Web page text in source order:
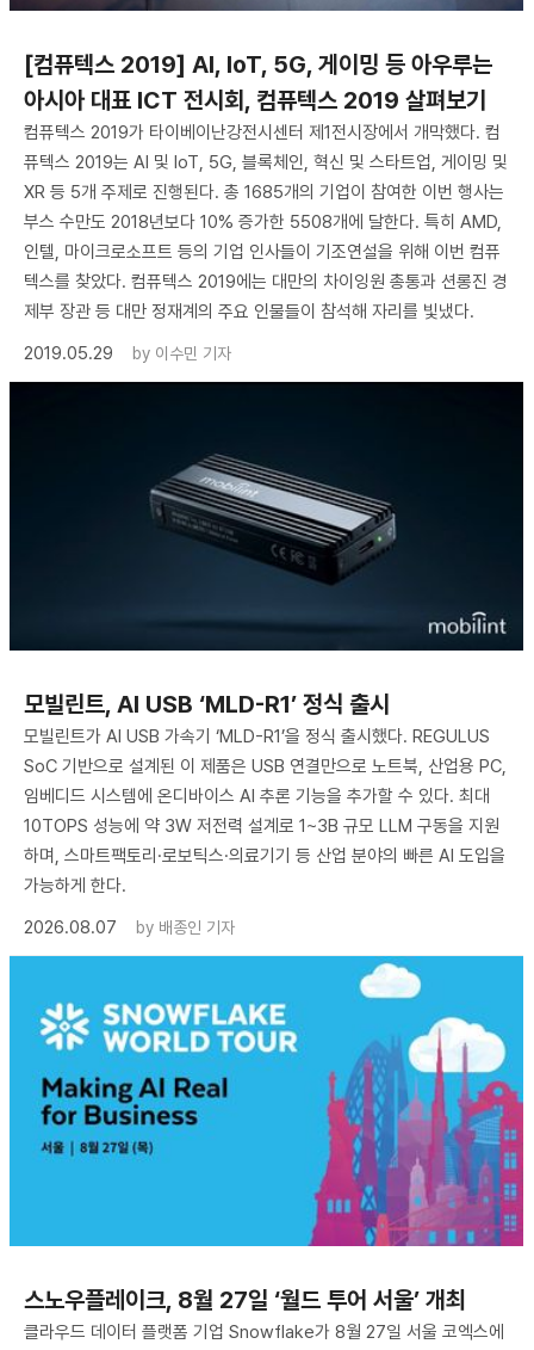
[컴퓨텍스 2019] AI, IoT, 5G, 게이밍 등 아우루는
아시아 대표 ICT 전시회, 컴퓨텍스 2019 살펴보기
컴퓨텍스 2019가 타이베이난강전시센터 제1전시장에서 개막했다. 컴
퓨텍스 2019는 AI 및 IoT, 5G, 블록체인, 혁신 및 스타트업, 게이밍 및
XR 등 5개 주제로 진행된다. 총 1685개의 기업이 참여한 이번 행사는
부스 수만도 2018년보다 10% 증가한 5508개에 달한다. 특히 AMD,
인텔, 마이크로소프트 등의 기업 인사들이 기조연설을 위해 이번 컴퓨
텍스를 찾았다. 컴퓨텍스 2019에는 대만의 차이잉원 총통과 션롱진 경
제부 장관 등 대만 정재계의 주요 인물들이 참석해 자리를 빛냈다.
2019.05.29
by 이수민 기자
모빌린트, AI USB ‘MLD-R1’ 정식 출시
모빌린트가 AI USB 가속기 ‘MLD-R1’을 정식 출시했다. REGULUS
SoC 기반으로 설계된 이 제품은 USB 연결만으로 노트북, 산업용 PC,
임베디드 시스템에 온디바이스 AI 추론 기능을 추가할 수 있다. 최대
10TOPS 성능에 약 3W 저전력 설계로 1~3B 규모 LLM 구동을 지원
하며, 스마트팩토리·로보틱스·의료기기 등 산업 분야의 빠른 AI 도입을
가능하게 한다.
2026.08.07
by 배종인 기자
스노우플레이크, 8월 27일 ‘월드 투어 서울’ 개최
클라우드 데이터 플랫폼 기업 Snowflake가 8월 27일 서울 코엑스에